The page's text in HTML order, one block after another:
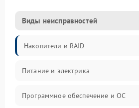
Виды неисправностей
Накопители и RAID
Питание и электрика
Программное обеспечение и ОС